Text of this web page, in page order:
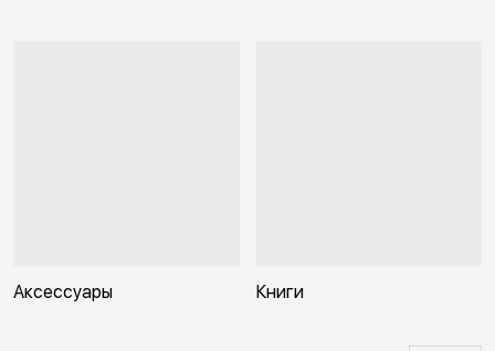
Аксессуары Книги